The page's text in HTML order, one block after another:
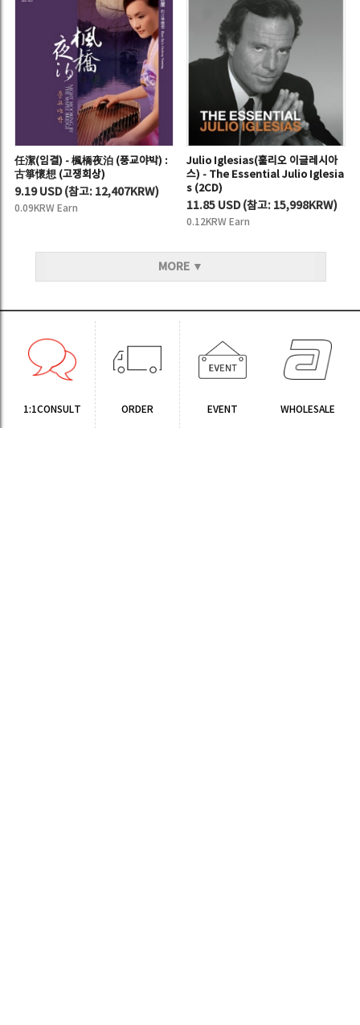
任潔(임결) - 楓橋夜泊 (풍교야박) :
古箏懷想 (고쟁회상)
9.19 USD(참고: 12,407KRW)
0.09KRW Earn
Julio Iglesias(훌리오 이글레시아
스) - The Essential Julio Iglesia
s (2CD)
11.85 USD(참고: 15,998KRW)
0.12KRW Earn
MORE ▼
1:1CONSULT ORDER EVENT WHOLESALE